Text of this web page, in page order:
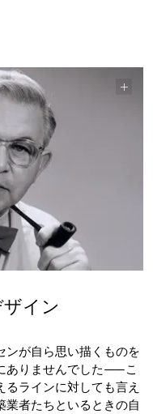
イン
ンが自ら思い描くものを
ありませんでした——こ
ラインに対しても言え
業者たちといるときの自